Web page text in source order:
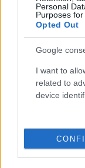
Personal
Purposes for
Opted Out
Google
I want to
related to
device
των ανθρώπων».
Παρά τη
αναγνώρισε
τραγωδία των
αποδοθούν,
«δεν είχαν
Παράλληλα,